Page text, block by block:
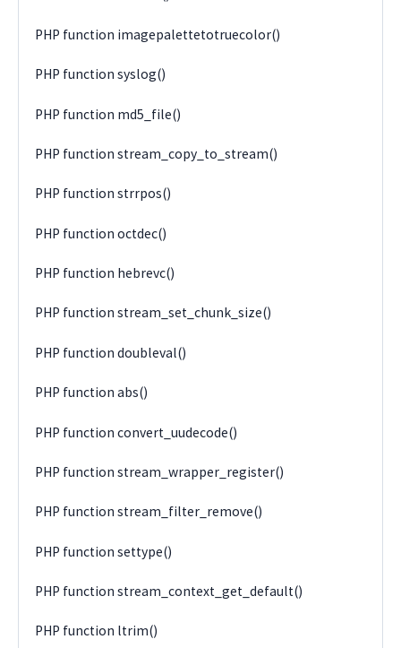
PHP function imagepalettetotruecolor()
PHP function syslog()
PHP function md5_file()
PHP function stream_copy_to_stream()
PHP function strrpos()
PHP function octdec()
PHP function hebrevc()
PHP function stream_set_chunk_size()
PHP function doubleval()
PHP function abs()
PHP function convert_uudecode()
PHP function stream_wrapper_register()
PHP function stream_filter_remove()
PHP function settype()
PHP function stream_context_get_default()
PHP function ltrim()